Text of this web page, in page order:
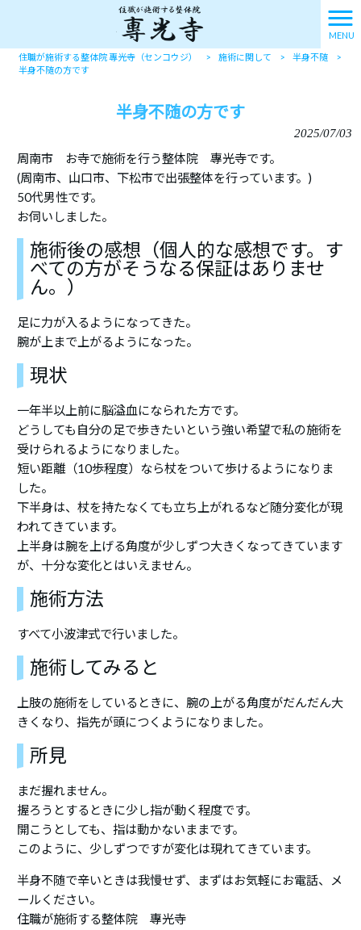
MENU
住職が施術する整体院 專光寺（センコウジ） > 施術に関して > 半身不随
>
半身不随の方です
半身不随の方です
2025/07/03
周南市 お寺で施術を行う整体院 專光寺です。
(周南市、山口市、下松市で出張整体を行っています。)
50代男性です。
お伺いしました。
施術後の感想（個人的な感想です。す
べての方がそうなる保証はありませ
ん。）
足に力が入るようになってきた。
腕が上まで上がるようになった。
現状
一年半以上前に脳溢血になられた方です。
どうしても自分の足で歩きたいという強い希望で私の施術を
受けられるようになりました。
短い距離（10歩程度）なら杖をついて歩けるようになりま
した。
下半身は、杖を持たなくても立ち上がれるなど随分変化が現
われてきています。
上半身は腕を上げる角度が少しずつ大きくなってきています
が、十分な変化とはいえません。
施術方法
すべて小波津式で行いました。
施術してみると
上肢の施術をしているときに、腕の上がる角度がだんだん大
きくなり、指先が頭につくようになりました。
所見
まだ握れません。
握ろうとするときに少し指が動く程度です。
開こうとしても、指は動かないままです。
このように、少しずつですが変化は現れてきています。
半身不随で辛いときは我慢せず、まずはお気軽にお電話、メ
ールください。
住職が施術する整体院 專光寺